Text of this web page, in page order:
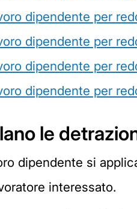
dipendente per
dipendente per
dipendente per
dipendente per
le
dipendente si
interessato.